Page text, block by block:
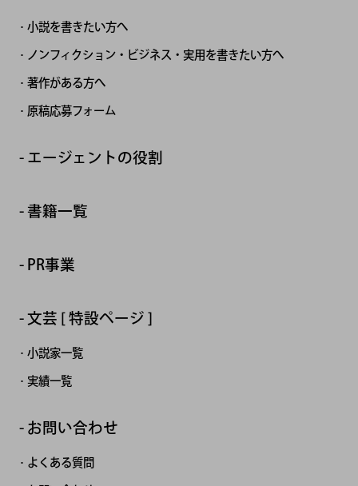
小説を書きたい方へ
ノンフィクション・ビジネス・実用を書きたい方へ
著作がある方へ
原稿応募フォーム
エージェントの役割
書籍一覧
PR事業
文芸 [ 特設ページ ]
小説家一覧
実績一覧
お問い合わせ
よくある質問